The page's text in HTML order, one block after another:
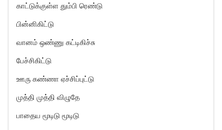
காட்டுக்குள்ள தும்பி ரெண்டு
பின்னிகிட்டு
வானம் ஒண்ணு கட்டிகிச்சு
பேச்சிகிட்டு
ஊரு கண்ணா ஏச்சிப்புட்டு
முத்தி முத்தி விழுதே
பாதைய மூடிடு மூடிடு